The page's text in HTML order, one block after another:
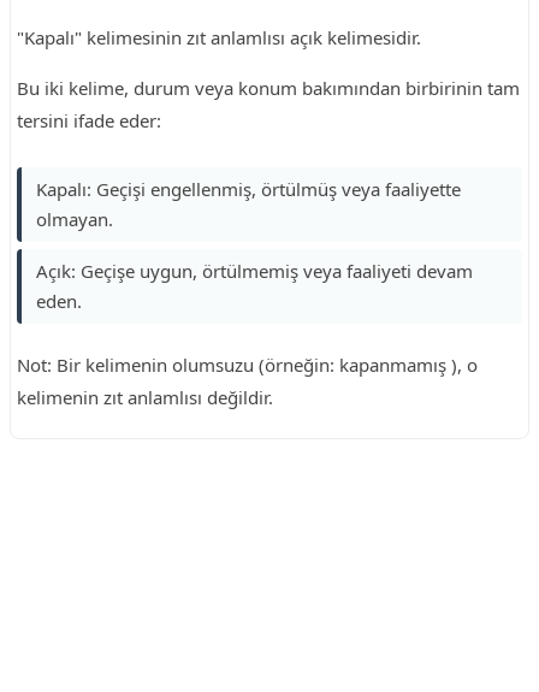
"Kapalı" kelimesinin zıt anlamlısı açık kelimesidir.
Bu iki kelime, durum veya konum bakımından birbirinin tam
tersini ifade eder:
Kapalı: Geçişi engellenmiş, örtülmüş veya faaliyette
olmayan.
Açık: Geçişe uygun, örtülmemiş veya faaliyeti devam
eden.
Not: Bir kelimenin olumsuzu (örneğin: kapanmamış ), o
kelimenin zıt anlamlısı değildir.